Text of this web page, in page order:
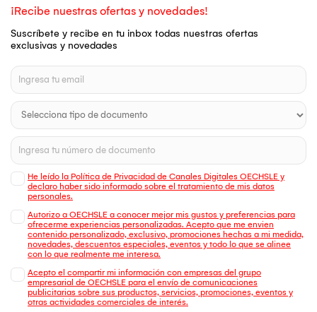
¡Recibe nuestras ofertas y novedades!
Suscríbete y recibe en tu inbox todas nuestras ofertas
exclusivas y novedades
He leído la Política de Privacidad de Canales Digitales OECHSLE y
declaro haber sido informado sobre el tratamiento de mis datos
personales.
Autorizo a OECHSLE a conocer mejor mis gustos y preferencias para
ofrecerme experiencias personalizadas. Acepto que me envien
contenido personalizado, exclusivo, promociones hechas a mi medida,
novedades, descuentos especiales, eventos y todo lo que se alinee
con lo que realmente me interesa.
Acepto el compartir mi información con empresas del grupo
empresarial de OECHSLE para el envío de comunicaciones
publicitarias sobre sus productos, servicios, promociones, eventos y
otras actividades comerciales de interés.